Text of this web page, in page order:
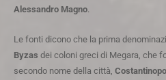
Alessandro Magno.
Le fonti dicono che la prima
Byzas dei coloni greci di Megara, che
secondo nome della città,